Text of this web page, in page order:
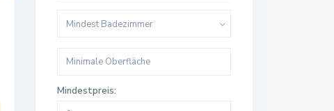
Mindest Badezimmer
Mindestpreis: